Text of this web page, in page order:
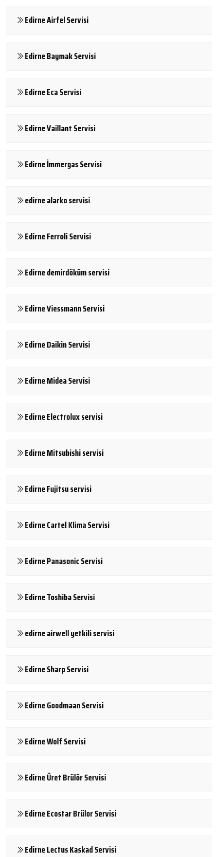
Edirne Airfel Servisi
Edirne Baymak Servisi
Edirne Eca Servisi
Edirne Vaillant Servisi
Edirne İmmergas Servisi
edirne alarko servisi
Edirne Ferroli Servisi
Edirne demirdöküm servisi
Edirne Viessmann Servisi
Edirne Daikin Servisi
Edirne Midea Servisi
Edirne Electrolux servisi
Edirne Mitsubishi servisi
Edirne Fujitsu servisi
Edirne Cartel Klima Servisi
Edirne Panasonic Servisi
Edirne Toshiba Servisi
edirne airwell yetkili servisi
Edirne Sharp Servisi
Edirne Goodmaan Servisi
Edirne Wolf Servisi
Edirne Üret Brülör Servisi
Edirne Ecostar Brülor Servisi
Edirne Lectus Kaskad Servisi